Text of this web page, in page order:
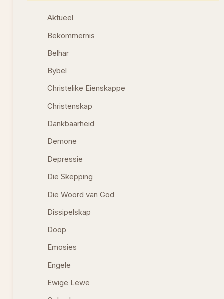
Aktueel
Bekommernis
Belhar
Bybel
Christelike Eienskappe
Christenskap
Dankbaarheid
Demone
Depressie
Die Skepping
Die Woord van God
Dissipelskap
Doop
Emosies
Engele
Ewige Lewe